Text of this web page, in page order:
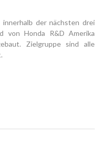
der nächsten drei
von Honda R&D Amerika
Zielgruppe sind alle